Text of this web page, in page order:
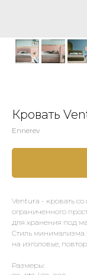
Кровать
Ennerev
Ventura - кровать
ограниченного
для хранения под
Стиль
на изголовье,
Размеры: